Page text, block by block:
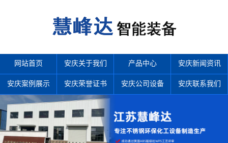
网站首页 安庆关于我们 产品中心 安庆新闻资讯
安庆案例展示 安庆荣誉证书 安庆公司设备 安庆联系我们
产品中心